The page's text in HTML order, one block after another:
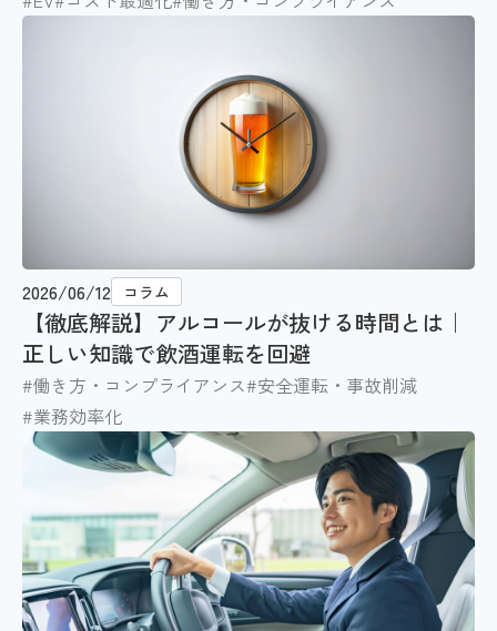
2026/06/12 コラム
【徹底解説】アルコールが抜ける時間とは｜
正しい知識で飲酒運転を回避
#働き方・コンプライアンス#安全運転・事故削減
#業務効率化